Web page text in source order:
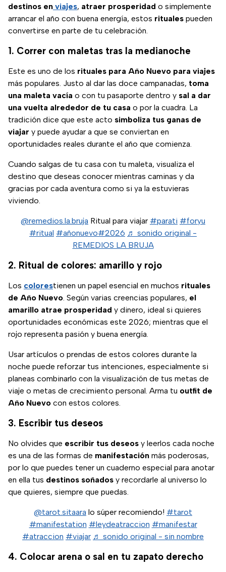
destinos en viajes, atraer prosperidad o simplemente
arrancar el año con buena energía, estos rituales pueden
convertirse en parte de tu celebración.
1. Correr con maletas tras la medianoche
Este es uno de los rituales para Año Nuevo para viajes
más populares. Justo al dar las doce campanadas, toma
una maleta vacía o con tu pasaporte dentro y sal a dar
una vuelta alrededor de tu casa o por la cuadra. La
tradición dice que este acto simboliza tus ganas de
viajar y puede ayudar a que se conviertan en
oportunidades reales durante el año que comienza.
Cuando salgas de tu casa con tu maleta, visualiza el
destino que deseas conocer mientras caminas y da
gracias por cada aventura como si ya la estuvieras
viviendo.
@remedios.la.bruja Ritual para viajar #parati #foryu
#ritual #añonuevo#2026 ♬ sonido original -
REMEDIOS LA BRUJA
2. Ritual de colores: amarillo y rojo
Los colorestienen un papel esencial en muchos rituales
de Año Nuevo. Según varias creencias populares, el
amarillo atrae prosperidad y dinero, ideal si quieres
oportunidades económicas este 2026; mientras que el
rojo representa pasión y buena energía.
Usar artículos o prendas de estos colores durante la
noche puede reforzar tus intenciones, especialmente si
planeas combinarlo con la visualización de tus metas de
viaje o metas de crecimiento personal. Arma tu outfit de
Año Nuevo con estos colores.
3. Escribir tus deseos
No olvides que escribir tus deseos y leerlos cada noche
es una de las formas de manifestación más poderosas,
por lo que puedes tener un cuaderno especial para anotar
en ella tus destinos soñados y recordarle al universo lo
que quieres, siempre que puedas.
@tarot.sitaara lo súper recomiendo! #tarot
#manifestation #leydeatraccion #manifestar
#atraccion #viajar ♬ sonido original - sin nombre
4. Colocar arena o sal en tu zapato derecho